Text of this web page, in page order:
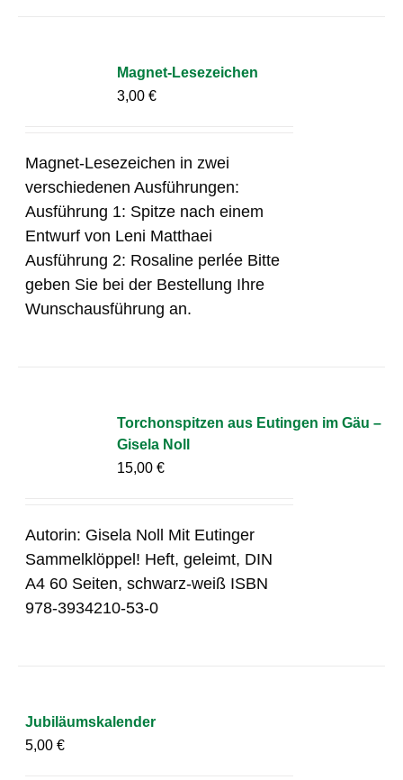
Magnet-Lesezeichen
3,00€
Magnet-Lesezeichen in zwei
verschiedenen Ausführungen:
Ausführung 1: Spitze nach einem
Entwurf von Leni Matthaei
Ausführung 2: Rosaline perlée Bitte
geben Sie bei der Bestellung Ihre
Wunschausführung an.
Torchonspitzen aus Eutingen im Gäu –
Gisela Noll
15,00€
Autorin: Gisela Noll Mit Eutinger
Sammelklöppel! Heft, geleimt, DIN
A4 60 Seiten, schwarz-weiß ISBN
978-3934210-53-0
Jubiläumskalender
5,00€